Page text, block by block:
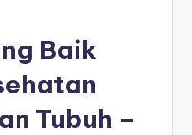
Baik
Tubuh –